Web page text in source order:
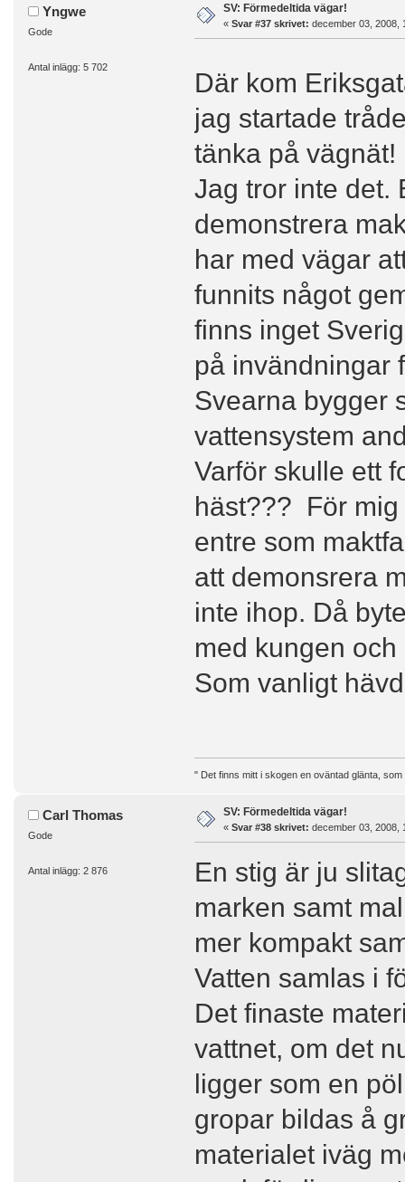
Yngwe
Gode
Antal inlägg: 5 702
SV: Förmedeltida vägar!
« Svar #37 skrivet: december 03, 2008,
Där kom
jag startade
tänka på
Jag tror inte det.
demonstrera
har med vägar
funnits något
finns inget
på invändningar
Svearna bygger
vattensystem
Varför skulle ett
häst??? För mig
entre som
att demonsrera
inte ihop. Då
med kungen
Som vanligt
" Det finns mitt i skogen en oväntad glänta,
Carl Thomas
Gode
Antal inlägg: 2 876
SV: Förmedeltida vägar!
« Svar #38 skrivet: december 03, 2008,
En stig är ju
marken samt
mer kompakt
Vatten samlas i
Det finaste
vattnet, om det
ligger som en
gropar bildas å
materialet iväg